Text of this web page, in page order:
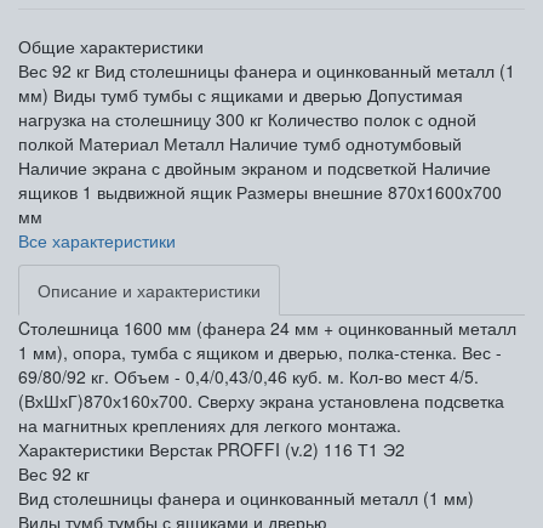
Общие характеристики
Вес 92 кг Вид столешницы фанера и оцинкованный металл (1
мм) Виды тумб тумбы с ящиками и дверью Допустимая
нагрузка на столешницу 300 кг Количество полок с одной
полкой Материал Металл Наличие тумб однотумбовый
Наличие экрана с двойным экраном и подсветкой Наличие
ящиков 1 выдвижной ящик Размеры внешние 870x1600x700
мм
Все характеристики
Описание и характеристики
Cтолешница 1600 мм (фанера 24 мм + оцинкованный металл
1 мм), опора, тумба с ящиком и дверью, полка-стенка. Вес -
69/80/92 кг. Объем - 0,4/0,43/0,46 куб. м. Кол-во мест 4/5.
(ВхШхГ)870х160х700. Сверху экрана установлена подсветка
на магнитных креплениях для легкого монтажа.
Характеристики Верстак PROFFI (v.2) 116 Т1 Э2
Вес 92 кг
Вид столешницы фанера и оцинкованный металл (1 мм)
Виды тумб тумбы с ящиками и дверью